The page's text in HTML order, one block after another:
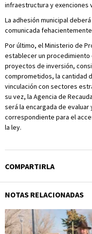
infraestructura y exenciones
La adhesión municipal
comunicada
Por último, el Ministerio de
establecer un
proyectos de inversión,
comprometidos, la cantidad
vinculación con sectores
su vez, la Agencia de
será la encargada de
correspondiente para el
la ley.
COMPARTIRLA
NOTAS RELACIONADAS